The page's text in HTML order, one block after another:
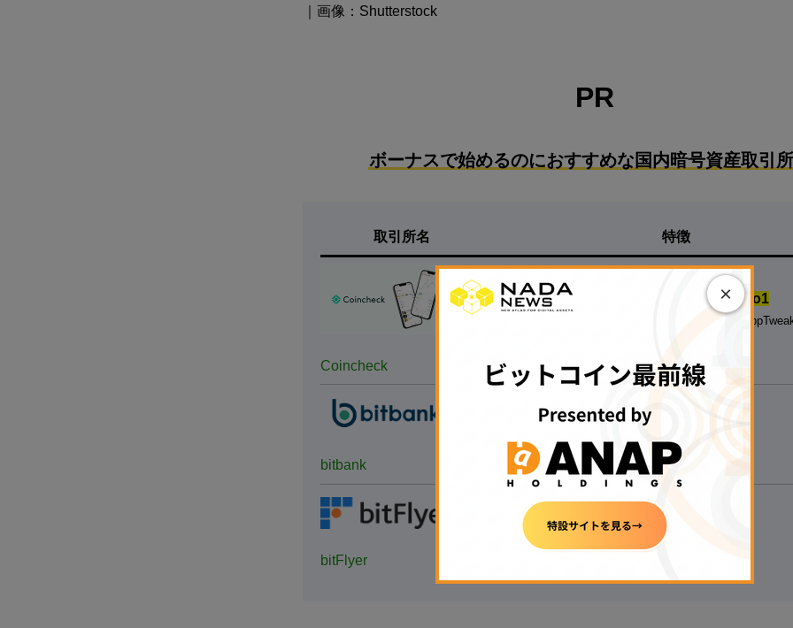
｜画像：Shutterstock
PR
ボーナスで始めるのにおすすめな国内暗号資産取引
取引所名 特徴
Coincheck
◆ 国内の暗号資産アプリダウンロード数.No1
※対象：国内の暗号資産取引アプリ、データ協力：
▷ 無料で口座開設する ◁
bitbank
【たくさんの銘柄で取引する人向け】
◆40種類以上の銘柄を用意
◆1万円以上の入金で現金1,000円獲得
無料で口座開設する ◁
bitFlyer
初心者にもおすすめ】
◆国内最大級の取引量
◆トップレベルのセキュリティ意識を持つ
×